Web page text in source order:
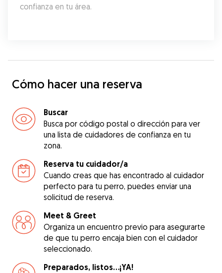
confianza en tu área.
Cómo hacer una reserva
Buscar
Busca por código postal o dirección para ver
una lista de cuidadores de confianza en tu
zona.
Reserva tu cuidador/a
Cuando creas que has encontrado al cuidador
perfecto para tu perro, puedes enviar una
solicitud de reserva.
Meet & Greet
Organiza un encuentro previo para asegurarte
de que tu perro encaja bien con el cuidador
seleccionado.
Preparados, listos...¡YA!